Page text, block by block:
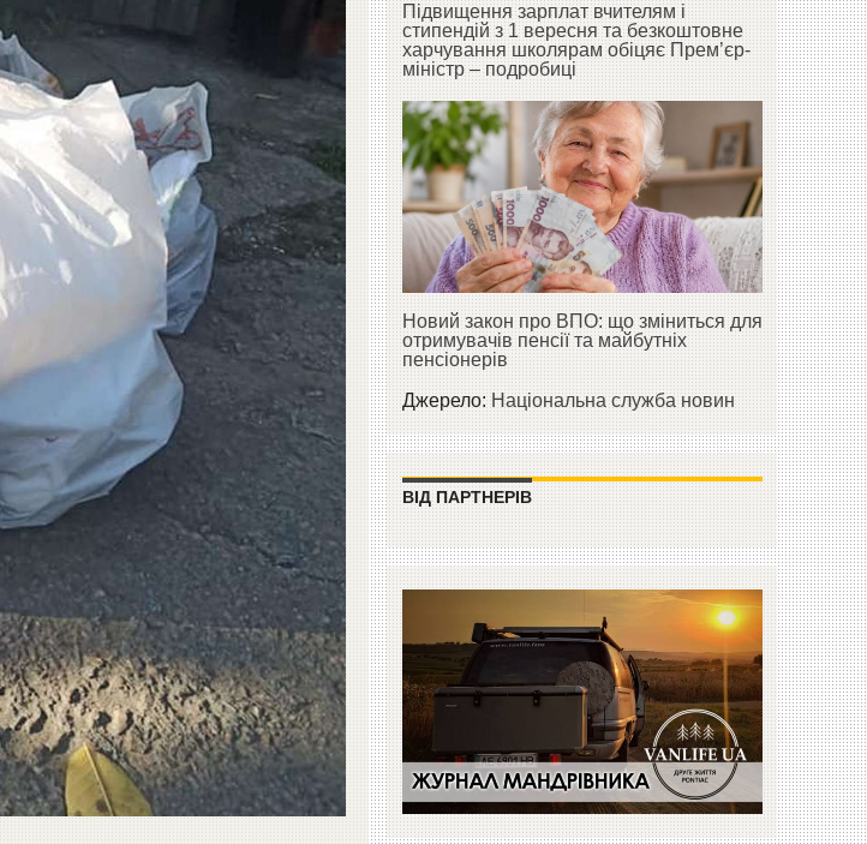
Підвищення зарплат вчителям і
стипендій з 1 вересня та безкоштовне
харчування школярам обіцяє Прем’єр-
міністр – подробиці
Новий закон про ВПО: що зміниться для
отримувачів пенсії та майбутніх
пенсіонерів
Джерело:Національна служба новин
ВІД ПАРТНЕРІВ